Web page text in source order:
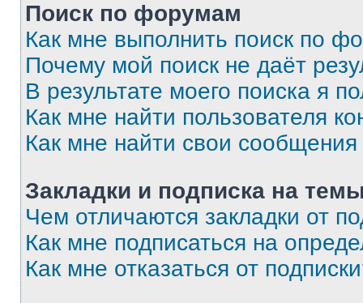
Поиск по форумам
Как мне выполнить поиск по
Почему мой поиск не даёт
В результате моего поиска я
Как мне найти пользователя
Как мне найти свои
Закладки и подписка на
Чем отличаются закладки от
Как мне подписаться на
Как мне отказаться от